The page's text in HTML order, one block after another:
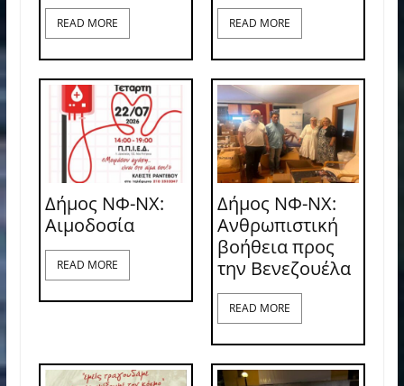
READ MORE READ MORE
Δήμος ΝΦ-ΝΧ:
Aιμοδοσία
READ MORE
Δήμος ΝΦ-ΝΧ:
Ανθρωπιστική
βοήθεια προς
την Βενεζουέλα
READ MORE